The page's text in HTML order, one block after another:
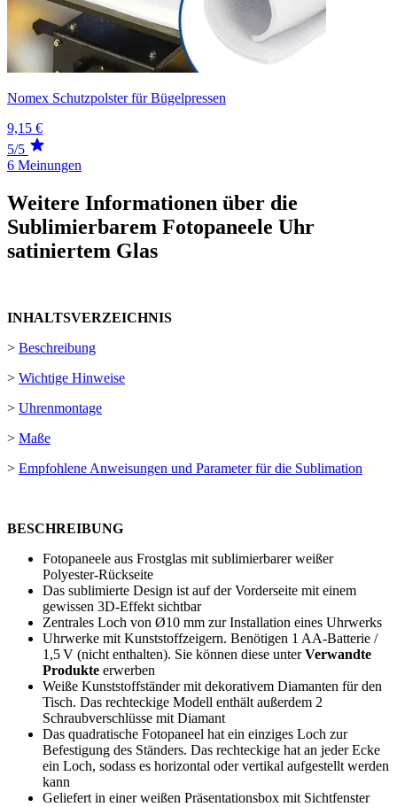
Nomex Schutzpolster für Bügelpressen
9,15 €
5/5
6 Meinungen
Weitere Informationen über die
Sublimierbarem Fotopaneele Uhr
satiniertem Glas
INHALTSVERZEICHNIS
> Beschreibung
> Wichtige Hinweise
> Uhrenmontage
> Maße
> Empfohlene Anweisungen und Parameter für die Sublimation
BESCHREIBUNG
Fotopaneele aus Frostglas mit sublimierbarer weißer
Polyester-Rückseite
Das sublimierte Design ist auf der Vorderseite mit einem
gewissen 3D-Effekt sichtbar
Zentrales Loch von Ø10 mm zur Installation eines Uhrwerks
Uhrwerke mit Kunststoffzeigern. Benötigen 1 AA-Batterie /
1,5 V (nicht enthalten). Sie können diese unterVerwandte
Produkte erwerben
Weiße Kunststoffständer mit dekorativem Diamanten für den
Tisch. Das rechteckige Modell enthält außerdem 2
Schraubverschlüsse mit Diamant
Das quadratische Fotopaneel hat ein einziges Loch zur
Befestigung des Ständers. Das rechteckige hat an jeder Ecke
ein Loch, sodass es horizontal oder vertikal aufgestellt werden
kann
Geliefert in einer weißen Präsentationsbox mit Sichtfenster